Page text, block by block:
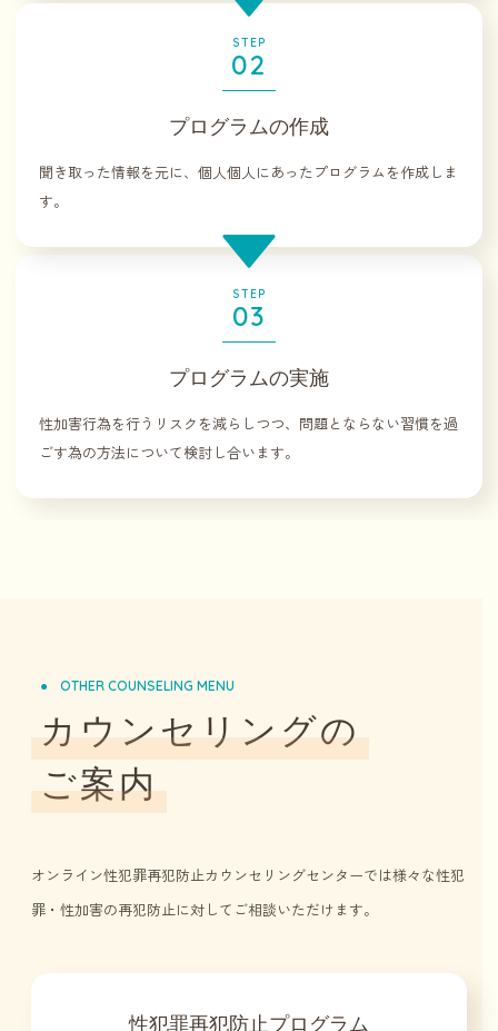
STEP
02
プログラムの作成
聞き取った情報を元に、個人個人にあったプログラムを作成しま
す。
STEP
03
プログラムの実施
性加害行為を行うリスクを減らしつつ、問題とならない習慣を過
ごす為の方法について検討し合います。
OTHER COUNSELING MENU
カウンセリングの
ご案内
オンライン性犯罪再犯防止カウンセリングセンターでは様々な性犯
罪・性加害の再犯防止に対してご相談いただけます。
性犯罪再犯防止プログラム